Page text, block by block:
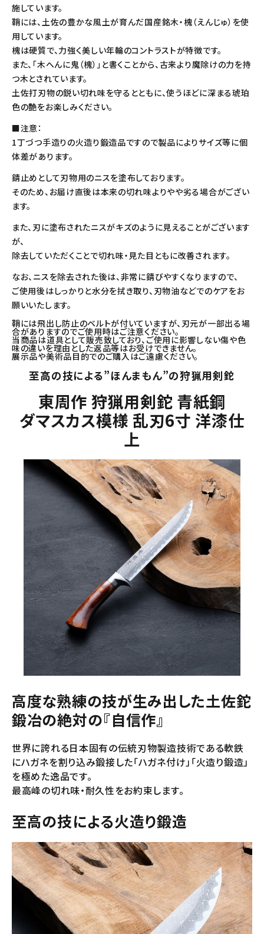
施しています。
鞘には、土佐の豊かな風土が育んだ国産銘木・槐（えんじゅ）を使
用しています。
槐は硬質で、力強く美しい年輪のコントラストが特徴です。
また、「木へんに鬼（槐）」と書くことから、古来より魔除けの力を持
つ木とされています。
土佐打刃物の鋭い切れ味を守るとともに、使うほどに深まる琥珀
色の艶をお楽しみください。
■注意：
1丁づつ手造りの火造り鍛造品ですので製品によりサイズ等に個
体差があります。
錆止めとして刃物用のニスを塗布しております。
そのため、お届け直後は本来の切れ味よりやや劣る場合がござい
ます。
また、刃に塗布されたニスがキズのように見えることがございます
が、
除去していただくことで切れ味・見た目ともに改善されます。
なお、ニスを除去された後は、非常に錆びやすくなりますので、
ご使用後はしっかりと水分を拭き取り、刃物油などでのケアをお
願いいたします。
鞘には飛出し防止のベルトが付いていますが、刃元が一部出る場
合がありますのでご使用時はご注意ください。
当商品は道具として販売致しており、ご使用に影響しない傷や色
味の違いを理由とした返品等はお受けできません。
展示品や美術品目的でのご購入はご遠慮ください。
至高の技による”ほんまもん”の狩猟用剣鉈
東周作 狩猟用剣鉈 青紙鋼
ダマスカス模様 乱刃6寸 洋漆仕
上
高度な熟練の技が生み出した土佐鉈
鍛冶の絶対の『自信作』
世界に誇れる日本固有の伝統刃物製造技術である軟鉄
にハガネを割り込み鍛接した「ハガネ付け」「火造り鍛造」
を極めた逸品です。
最高峰の切れ味・耐久性をお約束します。
至高の技による火造り鍛造